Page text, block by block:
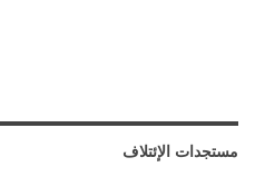
مستجدات الإئتلاف